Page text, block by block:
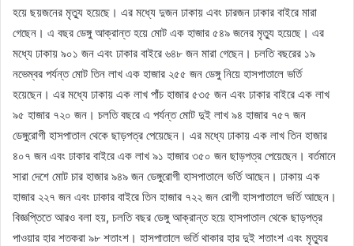
হয়ে ছয়জনের মৃত্যু হয়েছে। এর মধ্যে দুজন ঢাকায় এবং চারজন ঢাকার বাইরে মারা
গেছেন। এ বছর ডেঙ্গু আক্রান্ত হয়ে মোট এক হাজার ৫৪৯ জনের মৃত্যু হয়েছে। এর
মধ্যে ঢাকায় ৯০১ জন এবং ঢাকার বাইরে ৬৪৮ জন মারা গেছেন। চলতি বছরের ১৯
নভেম্বর পর্যন্ত মোট তিন লাখ এক হাজার ২৫৫ জন ডেঙ্গু নিয়ে হাসপাতালে ভর্তি
হয়েছেন। এর মধ্যে ঢাকায় এক লাখ পাঁচ হাজার ৫৩৫ জন এবং ঢাকার বাইরে এক লাখ
৯৫ হাজার ৭২০ জন। চলতি বছরে এ পর্যন্ত মোট দুই লাখ ৯৪ হাজার ৭৫৭ জন
ডেঙ্গুরোগী হাসপাতাল থেকে ছাড়পত্র পেয়েছেন। এর মধ্যে ঢাকায় এক লাখ তিন হাজার
৪০৭ জন এবং ঢাকার বাইরে এক লাখ ৯১ হাজার ৩৫০ জন ছাড়পত্র পেয়েছেন। বর্তমানে
সারা দেশে মোট চার হাজার ৯৪৯ জন ডেঙ্গুরোগী হাসপাতালে ভর্তি আছেন। ঢাকায় এক
হাজার ২২৭ জন এবং ঢাকার বাইরে তিন হাজার ৭২২ জন রোগী হাসপাতালে ভর্তি আছেন।
বিজ্ঞপ্তিতে আরও বলা হয়, চলতি বছর ডেঙ্গু আক্রান্ত হয়ে হাসপাতাল থেকে ছাড়পত্র
পাওয়ার হার শতকরা ৯৮ শতাংশ। হাসপাতালে ভর্তি থাকার হার দুই শতাংশ এবং মৃত্যুর